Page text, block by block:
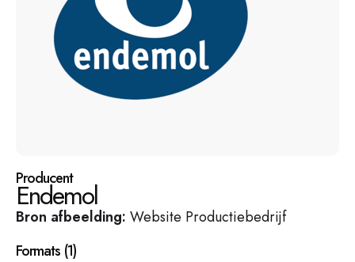
Producent
Endemol
Bron afbeelding: Website Productiebedrijf
Formats (1)